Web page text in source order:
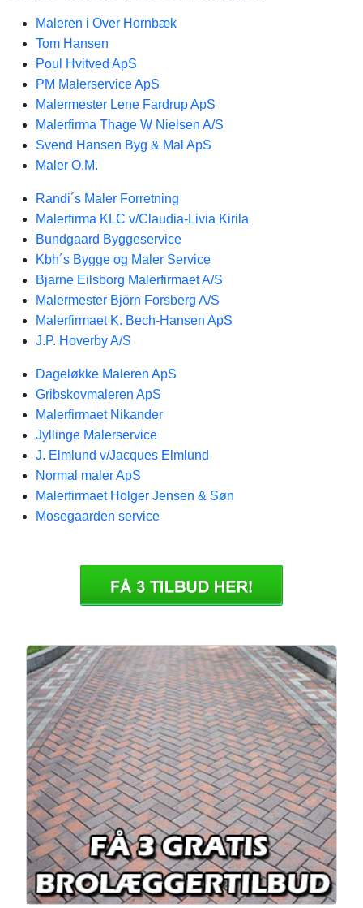
Maleren i Over Hornbæk
Tom Hansen
Poul Hvitved ApS
PM Malerservice ApS
Malermester Lene Fardrup ApS
Malerfirma Thage W Nielsen A/S
Svend Hansen Byg & Mal ApS
Maler O.M.
Randi´s Maler Forretning
Malerfirma KLC v/Claudia-Livia Kirila
Bundgaard Byggeservice
Kbh´s Bygge og Maler Service
Bjarne Eilsborg Malerfirmaet A/S
Malermester Björn Forsberg A/S
Malerfirmaet K. Bech-Hansen ApS
J.P. Hoverby A/S
Dageløkke Maleren ApS
Gribskovmaleren ApS
Malerfirmaet Nikander
Jyllinge Malerservice
J. Elmlund v/Jacques Elmlund
Normal maler ApS
Malerfirmaet Holger Jensen & Søn
Mosegaarden service